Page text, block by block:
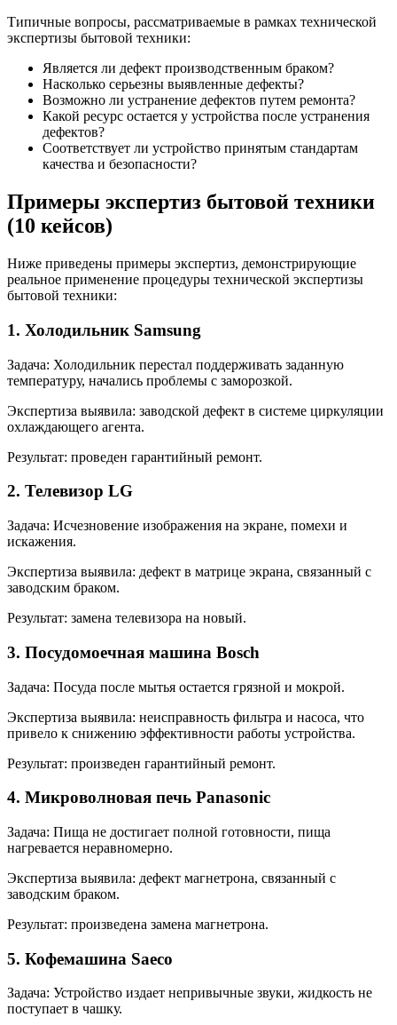
Типичные вопросы, рассматриваемые в рамках технической
экспертизы бытовой техники:
Является ли дефект производственным браком?
Насколько серьезны выявленные дефекты?
Возможно ли устранение дефектов путем ремонта?
Какой ресурс остается у устройства после устранения
дефектов?
Соответствует ли устройство принятым стандартам
качества и безопасности?
Примеры экспертиз бытовой техники
(10 кейсов)
Ниже приведены примеры экспертиз, демонстрирующие
реальное применение процедуры технической экспертизы
бытовой техники:
1. Холодильник Samsung
Задача: Холодильник перестал поддерживать заданную
температуру, начались проблемы с заморозкой.
Экспертиза выявила: заводской дефект в системе циркуляции
охлаждающего агента.
Результат: проведен гарантийный ремонт.
2. Телевизор LG
Задача: Исчезновение изображения на экране, помехи и
искажения.
Экспертиза выявила: дефект в матрице экрана, связанный с
заводским браком.
Результат: замена телевизора на новый.
3. Посудомоечная машина Bosch
Задача: Посуда после мытья остается грязной и мокрой.
Экспертиза выявила: неисправность фильтра и насоса, что
привело к снижению эффективности работы устройства.
Результат: произведен гарантийный ремонт.
4. Микроволновая печь Panasonic
Задача: Пища не достигает полной готовности, пища
нагревается неравномерно.
Экспертиза выявила: дефект магнетрона, связанный с
заводским браком.
Результат: произведена замена магнетрона.
5. Кофемашина Saeco
Задача: Устройство издает непривычные звуки, жидкость не
поступает в чашку.